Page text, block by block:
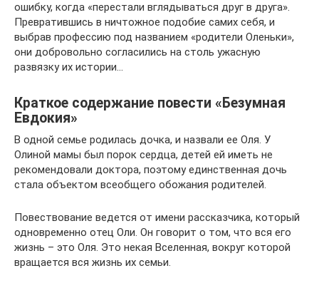
ошибку, когда «перестали вглядываться друг в друга».
Превратившись в ничтожное подобие самих себя, и
выбрав профессию под названием «родители Оленьки»,
они добровольно согласились на столь ужасную
развязку их истории…
Краткое содержание повести «Безумная
Евдокия»
В одной семье родилась дочка, и назвали ее Оля. У
Олиной мамы был порок сердца, детей ей иметь не
рекомендовали доктора, поэтому единственная дочь
стала объектом всеобщего обожания родителей.
Повествование ведется от имени рассказчика, который
одновременно отец Оли. Он говорит о том, что вся его
жизнь – это Оля. Это некая Вселенная, вокруг которой
вращается вся жизнь их семьи.